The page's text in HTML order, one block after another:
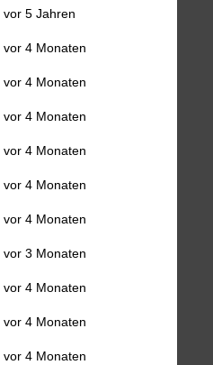
vor 5 Jahren
vor 4 Monaten
vor 4 Monaten
vor 4 Monaten
vor 4 Monaten
vor 4 Monaten
vor 4 Monaten
vor 3 Monaten
vor 4 Monaten
vor 4 Monaten
vor 4 Monaten